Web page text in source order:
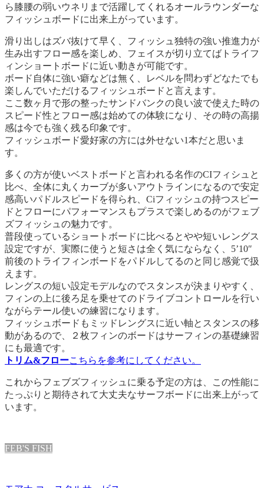
ら膝腰の弱いウネリまで活躍してくれるオールラウンダーな
フィッシュボードに出来上がっています。
滑り出しはズバ抜けて早く、フィッシュ独特の強い推進力が
生み出すフロー感を楽しめ、フェイスが切り立てばトライフ
ィンショートボードに近い動きが可能です。
ボード自体に強い癖などは無く、レベルを問わずどなたでも
楽しんでいただけるフィッシュボードと言えます。
ここ数ヶ月で形の整ったサンドバンクの良い波で使えた時の
スピード性とフロー感は始めての体験になり、その時の高揚
感は今でも強く残る印象です。
フィッシュボード愛好家の方には外せない1本だと思いま
す。
多くの方が使いベストボードと言われる名作のCIフィシュと
比べ、全体に丸くカーブが多いアウトラインになるので安定
感高いパドルスピードを得られ、Ciフィッシュの持つスピー
ドとフローにパフォーマンスもプラスで楽しめるのがフェブ
ズフィッシュの魅力です。
普段使っているショートボードに比べるとやや短いレングス
設定ですが、実際に使うと短さは全く気にならなく、5’10″
前後のトライフィンボードをパドルしてるのと同じ感覚で扱
えます。
レングスの短い設定モデルなのでスタンスが決まりやすく、
フィンの上に後ろ足を乗せてのドライブコントロールを行い
ながらテール使いの練習になります。
フィッシュボードもミッドレングスに近い軸とスタンスの移
動があるので、２枚フィンのボードはサーフィンの基礎練習
にも最適です。
トリム&フローこちらを参考にしてください。
これからフェブズフィッシュに乗る予定の方は、この性能に
たっぷりと期待されて大丈夫なサーフボードに出来上がって
います。
FEB'S FISH